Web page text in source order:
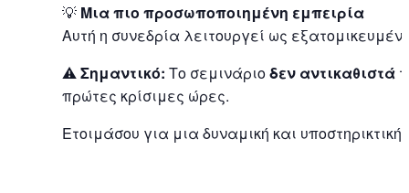
💡 Μια πιο προσωποποιημένη εμπειρία
Αυτή η συνεδρία λειτουργεί ως
⚠Σημαντικό: Το σεμινάριοδεν αντικαθιστά
πρώτες κρίσιμες ώρες.
Ετοιμάσου για μια δυναμική και